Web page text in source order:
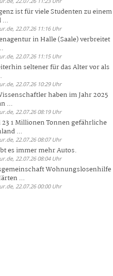
ist für viele Studenten zu einem
...
22.07.26 11:16 Uhr
in Halle (Saale) verbreitet
22.07.26 11:15 Uhr
seltener für das Alter vor als
22.07.26 10:29 Uhr
haben im Jahr 2025
...
22.07.26 08:19 Uhr
1 Millionen Tonnen gefährliche
...
22.07.26 08:07 Uhr
es immer mehr Autos.
22.07.26 08:04 Uhr
Wohnungslosenhilfe
...
22.07.26 00:00 Uhr